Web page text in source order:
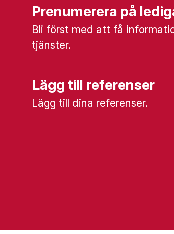
Prenumerera på
Bli först med att få
tjänster.
Lägg till referenser
Lägg till dina referenser.